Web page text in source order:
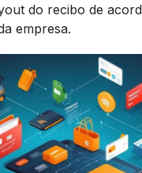
do recibo de
empresa.